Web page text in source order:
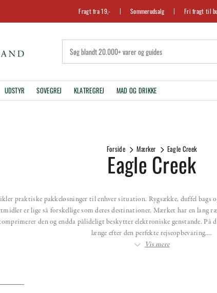
Fragt fra 19,- Sommerudsalg Fri fragt til
UDSTYR SOVEGREJ KLATREGREJ MAD OG DRIKKE
Eagle Creek
Forside Mærker Eagle Creek
praktiske pakkeløsninger til enhver situation. Rygsække, duffel bags
er lige så forskellige som deres destinationer. Mærket har en lang
den og endda pålideligt beskytter elektroniske genstande. På
længe efter den perfekte rejseopbevaring.…
Vis mere